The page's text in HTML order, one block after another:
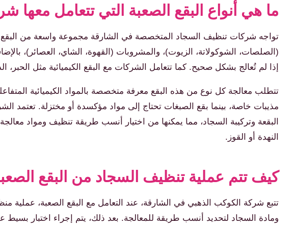
ما هي أنواع البقع الصعبة التي تتعامل
تواجه شركات تنظيف السجاد المتخصصة في الشارقة مجموعة واسعة من البقع
(الصلصات، الشوكولاتة، الزيوت)، والمشروبات (القهوة، الشاي، العصائر)،
إذا لم تُعالج بشكل صحيح. كما تتعامل الشركات مع البقع الكيميائية مثل الحبر،
تتطلب معالجة كل نوع من هذه البقع معرفة متخصصة بالمواد الكيميائية
مذيبات خاصة، بينما بقع الصبغات تحتاج إلى مواد مؤكسدة أو مختزلة. تعتمد
البقعة وتركيبة السجاد، مما يمكنها من اختيار أنسب طريقة تنظيف ومواد
النهدة أو القوز.
كيف تتم عملية تنظيف السجاد من البقع
تتبع شركة الكوكب الذهبي في الشارقة، عند التعامل مع البقع الصعبة، عملية
ومادة السجاد لتحديد أنسب طريقة للمعالجة. بعد ذلك، يتم إجراء اختبار